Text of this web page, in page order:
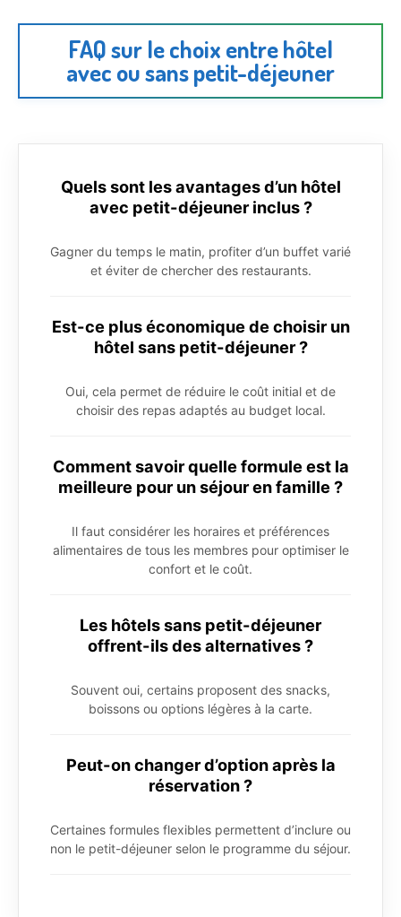
FAQ sur le choix entre hôtel
avec ou sans petit-déjeuner
Quels sont les avantages d’un hôtel
avec petit-déjeuner inclus ?
Gagner du temps le matin, profiter d’un buffet varié
et éviter de chercher des restaurants.
Est-ce plus économique de choisir un
hôtel sans petit-déjeuner ?
Oui, cela permet de réduire le coût initial et de
choisir des repas adaptés au budget local.
Comment savoir quelle formule est la
meilleure pour un séjour en famille ?
Il faut considérer les horaires et préférences
alimentaires de tous les membres pour optimiser le
confort et le coût.
Les hôtels sans petit-déjeuner
offrent-ils des alternatives ?
Souvent oui, certains proposent des snacks,
boissons ou options légères à la carte.
Peut-on changer d’option après la
réservation ?
Certaines formules flexibles permettent d’inclure ou
non le petit-déjeuner selon le programme du séjour.